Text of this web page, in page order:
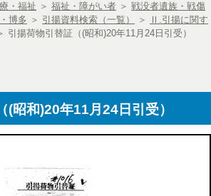
・福祉 ＞ 福祉・障がい者 ＞ 戦没者遺族・戦傷
博多 ＞ 引揚資料検索（一覧） ＞
Ⅱ.引揚に関す
引揚荷物引替証（(昭和)20年11月24日引受）
(昭和)20年11月24日引受）